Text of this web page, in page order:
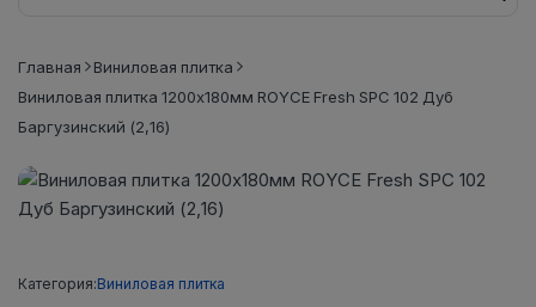
Главная
Виниловая плитка
Виниловая плитка 1200x180мм ROYCE Fresh SPC 102 Дуб
Баргузинский (2,16)
Категория:Виниловая плитка